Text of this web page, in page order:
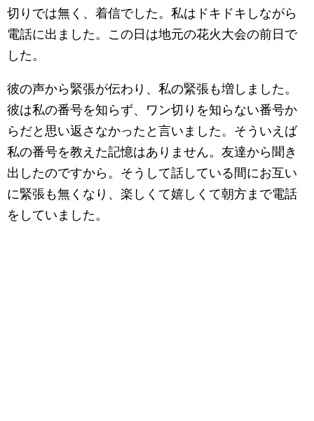
切りでは無く、着信でした。私はドキドキしながら
電話に出ました。この日は地元の花火大会の前日で
した。
彼の声から緊張が伝わり、私の緊張も増しました。
彼は私の番号を知らず、ワン切りを知らない番号か
らだと思い返さなかったと言いました。そういえば
私の番号を教えた記憶はありません。友達から聞き
出したのですから。そうして話している間にお互い
に緊張も無くなり、楽しくて嬉しくて朝方まで電話
をしていました。